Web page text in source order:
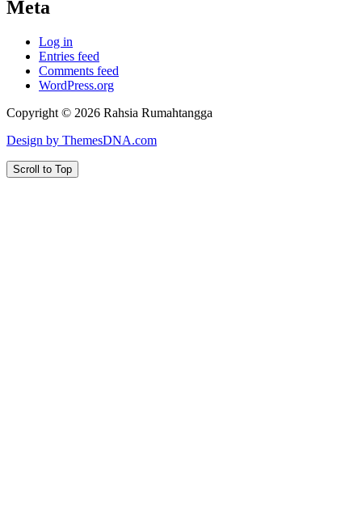
Meta
Log in
Entries feed
Comments feed
WordPress.org
Copyright © 2026 Rahsia Rumahtangga
Design by ThemesDNA.com
Scroll to Top